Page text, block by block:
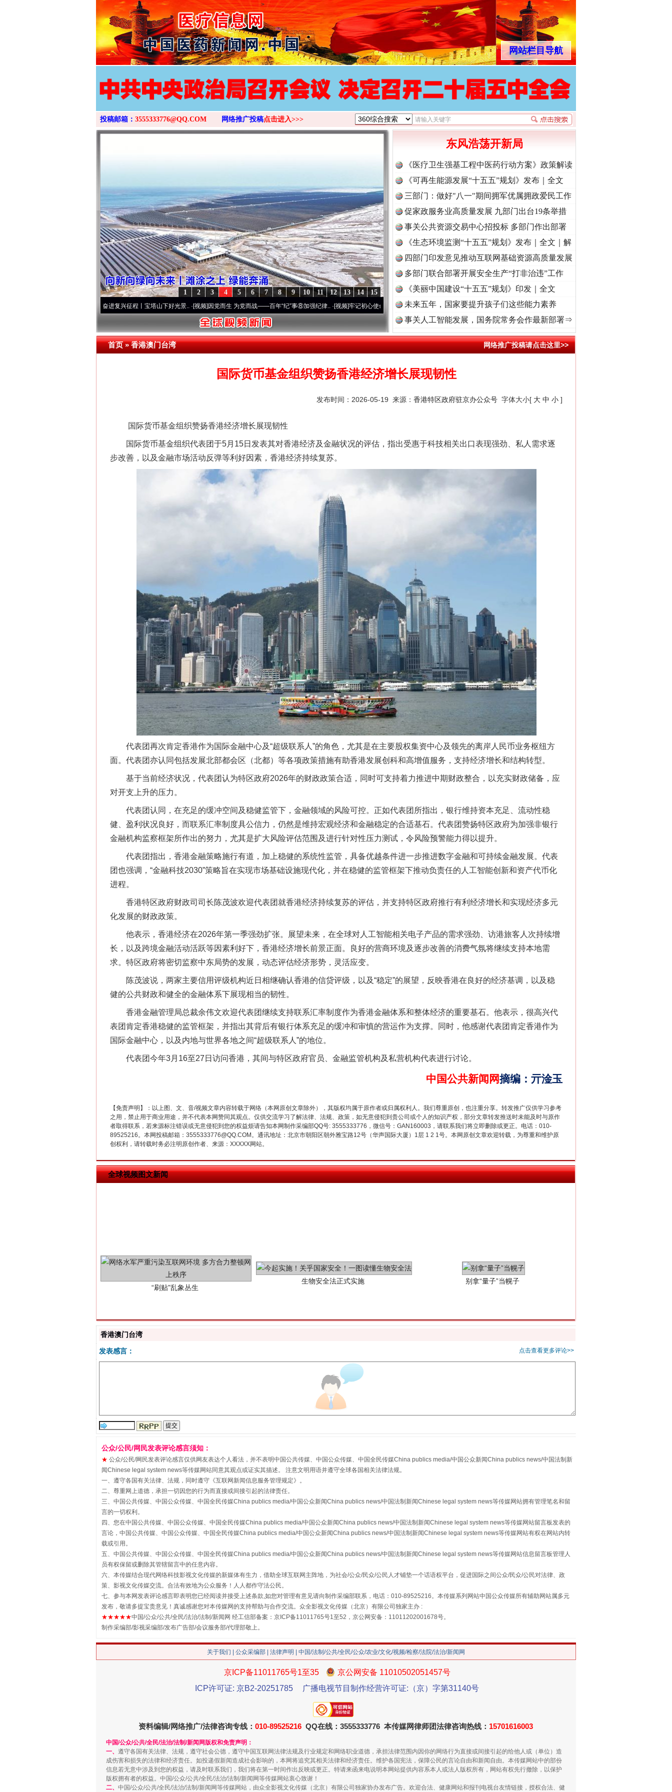
>
网站栏目导航
投稿邮箱： 3555333776@QQ.COM 网络推广投稿点击进入>>>
15
14
13
12
11
10
9
8
7
6
5
4
3
2
1
牢记初心使命 奋进复兴征程丨宝塔山下好光景..·[视频]因党而生 为党而战——百年“纪”事⑧加强纪律..·[视频]牢记初心使命 奋进复兴征程丨“转折之城”激荡..·[视频]牢记初心使命 奋进复兴征程丨红船起航处 潮起..
东风浩荡开新局
《医疗卫生强基工程中医药行动方案》政策解读
《可再生能源发展“十五五”规划》发布｜全文
三部门：做好"八一"期间拥军优属拥政爱民工作
促家政服务业高质量发展 九部门出台19条举措
事关公共资源交易中心招投标 多部门作出部署
《生态环境监测“十五五”规划》发布｜全文｜解
读
四部门印发意见推动互联网基础资源高质量发展
多部门联合部署开展安全生产“打非治违”工作
《美丽中国建设“十五五”规划》印发｜全文
未来五年，国家要提升孩子们这些能力素养
事关人工智能发展，国务院常务会作最新部署⇒
首页»香港澳门台湾 网络推广投稿请点击这里>>
国际货币基金组织赞扬香港经济增长展现韧性
发布时间：2026-05-19 来源： 香港特区政府驻京办公众号 字体大小[ 大 中 小 ]
国际货币基金组织赞扬香港经济增长展现韧性
国际货币基金组织代表团于5月15日发表其对香港经济及金融状况的评估，指出受惠于科技相关出口表现强劲、私人需求逐
步改善，以及金融市场活动反弹等利好因素，香港经济持续复苏。
代表团再次肯定香港作为国际金融中心及“超级联系人”的角色，尤其是在主要股权集资中心及领先的离岸人民币业务枢纽方
面。代表团亦认同包括发展北部都会区（北都）等各项政策措施有助香港发展创科和高增值服务，支持经济增长和结构转型。
基于当前经济状况，代表团认为特区政府2026年的财政政策合适，同时可支持着力推进中期财政整合，以充实财政储备，应
对开支上升的压力。
代表团认同，在充足的缓冲空间及稳健监管下，金融领域的风险可控。正如代表团所指出，银行维持资本充足、流动性稳
健、盈利状况良好，而联系汇率制度具公信力，仍然是维持宏观经济和金融稳定的合适基石。代表团赞扬特区政府为加强非银行
金融机构监察框架所作出的努力，尤其是扩大风险评估范围及进行针对性压力测试，令风险预警能力得以提升。
代表团指出，香港金融策略施行有道，加上稳健的系统性监管，具备优越条件进一步推进数字金融和可持续金融发展。代表
团也强调，“金融科技2030”策略旨在实现市场基础设施现代化，并在稳健的监管框架下推动负责任的人工智能创新和资产代币化
进程。
香港特区政府财政司司长陈茂波欢迎代表团就香港经济持续复苏的评估，并支持特区政府推行有利经济增长和实现经济多元
化发展的财政政策。
他表示，香港经济在2026年第一季强劲扩张。展望未来，在全球对人工智能相关电子产品的需求强劲、访港旅客人次持续增
长，以及跨境金融活动活跃等因素利好下，香港经济增长前景正面。良好的营商环境及逐步改善的消费气氛将继续支持本地需
求。特区政府将密切监察中东局势的发展，动态评估经济形势，灵活应变。
陈茂波说，两家主要信用评级机构近日相继确认香港的信贷评级，以及“稳定”的展望，反映香港在良好的经济基调，以及稳
健的公共财政和健全的金融体系下展现相当的韧性。
香港金融管理局总裁余伟文欢迎代表团继续支持联系汇率制度作为香港金融体系和整体经济的重要基石。他表示，很高兴代
表团肯定香港稳健的监管框架，并指出其背后有银行体系充足的缓冲和审慎的营运作为支撑。同时，他感谢代表团肯定香港作为
国际金融中心，以及内地与世界各地之间“超级联系人”的地位。
代表团今年3月16至27日访问香港，其间与特区政府官员、金融监管机构及私营机构代表进行讨论。
中国公共新闻网摘编 ： 亓淦玉
【免责声明】：以上图、文、音/视频文章内容转载于网络（本网原创文章除外），其版权均属于原作者或归属权利人。我们尊重原创，也注重分享。转发推广仅供学习参考
之用，禁止用于商业用途，并不代表本网赞同其观点。仅供交流学习了解法律、法规、政策，如无意侵犯到贵公司或个人的知识产权，部分文章转发推送时未能及时与原作
者取得联系，若来源标注错误或无意侵犯到您的权益烦请告知本网制作采编部QQ号: 3555333776，微信号：GAN160003，请联系我们将立即删除或更正。电话：010-
89525216。本网投稿邮箱：3555333776@QQ.COM。通讯地址：北京市朝阳区朝外雅宝路12号（华声国际大厦）1层 1 2 1号。本网原创文章欢迎转载，为尊重和维护原
创权利，请转载时务必注明原创作者、来源：XXXXX网站。
全球视频图文新闻
网上购药对药下症？
茶叶“炒上天”
“神药”背后的真相
这是一记警钟！ 谢谢有你温暖了四季 法官巧妙执行解纠纷
在谋一域中谋全局
今年投资意愿榜揭晓 新中国诞生的见证
解纷+调解+退费，一次搞定
站台名比不上好声名
走近一线检察官
漫山遍野的桃花与雪山、麦地、白藏房 除了知识还要"留白" 用生命托举生命
香港澳门台湾
点击查看更多评论>>
发表感言：
公众/公民/网民发表评论感言须知：
★ 公众/公民/网民发表评论感言仅供网友表达个人看法，并不表明中国公共传媒、中国公众传媒、中国全民传媒China publics media/中国公众新闻China publics news/中国法制新
闻Chinese legal system news等传媒网站同意其观点或证实其描述。 注意文明用语并遵守全球各国相关法律法规。
一、遵守各国有关法律、法规，同时遵守《互联网新闻信息服务管理规定》。
二、尊重网上道德，承担一切因您的行为而直接或间接引起的法律责任。
三、中国公共传媒、中国公众传媒、中国全民传媒China publics media/中国公众新闻China publics news/中国法制新闻Chinese legal system news等传媒网站拥有管理笔名和留
言的一切权利。
四、您在中国公共传媒、中国公众传媒、中国全民传媒China publics media/中国公众新闻China publics news/中国法制新闻Chinese legal system news等传媒网站留言板发表的
言论，中国公共传媒、中国公众传媒、中国全民传媒China publics media/中国公众新闻China publics news/中国法制新闻Chinese legal system news等传媒网站有权在网站内转
载或引用。
五、中国公共传媒、中国公众传媒、中国全民传媒China publics media/中国公众新闻China publics news/中国法制新闻Chinese legal system news等传媒网站信息留言板管理人
员有权保留或删除其管辖留言中的任意内容。
六、本传媒结合现代网络科技影视文化传媒的新媒体有生力，借助全球互联网主阵地，为社会/公众/民众/公民人才铺垫一个话语权平台，促进国际之间公众/民众/公民对法律、政
策、影视文化传媒交流。合法有效地为公众服务！人人都作守法公民。
七、参与本网发表评论感言即表明您已经阅读并接受上述条款,如您对管理有意见请向制作采编部联系，电话：010-89525216。本传媒系列网站中国公众传媒所有辅助网站属多元
发布，敬请多提宝贵意见！真诚感谢您对本传媒网的支持帮助与合作交流。众全影视文化传媒（北京）有限公司独家主办 :
★★★★★中国/公众/公共/全民/法治/法制/新闻网 经工信部备案：京ICP备11011765号1至52，京公网安备：11011202001678号。
制作采编部/影视采编部/发布广告部/会议服务部/代理部敬上。
关于我们 公众采编部 法律声明 | 中国/法制/公共/全民/公众/农业/文化/视频/检察/法院/法治/新闻网
京ICP备11011765号1至35
京公网安备 11010502051457号
ICP许可证: 京B2-20251785
广播电视节目制作经营许可证:（京）字第31140号
资料编辑/网络推广/法律咨询专线： 010-89525216 QQ在线：3555333776 本传媒网律师团法律咨询热线： 15701616003
中国/公众/公共/全民/法治/法制/新闻网版权和免责声明：
一、 遵守各国有关法律、法规，遵守社会公德，遵守中国互联网法律法规及行业规定和网络职业道德，承担法律范围内因你的网络行为直接或间接引起的给他人或（单位）造
成伤害和损失的法律和经济责任。如投递假新闻造成社会影响的，本网将追究其相关法律和经济责任。维护各国宪法，保障公民的言论自由和新闻自由。本传媒网站中的部份
信息若无意中涉及到您的权益，请及时联系我们，我们将在第一时间作出反映或更正。特请来函来电说明本网站提供内容系本人或法人版权所有，网站有权先行撤除，以保护
版权拥有者的权益。中国/公众/公共/全民/法治/法制/新闻网等传媒网站衷心致谢！
二、 中国/公众/公共/全民/法治/法制/新闻网等传媒网站，由众全影视文化传媒（北京）有限公司独家协办发布广告。欢迎合法、健康网站和报刊电视台友情链接，授权合法、健